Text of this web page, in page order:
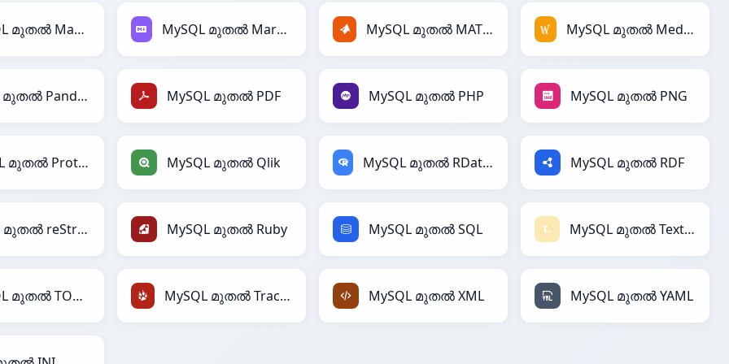
MySQL മുതൽ Magic MySQL മുതൽ Markdown MySQL മുതൽ MATLAB MySQL മുതൽ MediaWiki
MySQL മുതൽ PandasDataFrame MySQL മുതൽ PDF MySQL മുതൽ PHP MySQL മുതൽ PNG
MySQL മുതൽ Protobuf MySQL മുതൽ Qlik MySQL മുതൽ RDataFrame MySQL മുതൽ RDF
MySQL മുതൽ reStructuredText MySQL മുതൽ Ruby MySQL മുതൽ SQL MySQL മുതൽ Textile
MySQL മുതൽ TOML MySQL മുതൽ TracWiki MySQL മുതൽ XML MySQL മുതൽ YAML